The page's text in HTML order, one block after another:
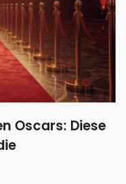
Oscars: Diese